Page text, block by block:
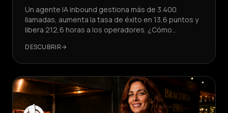
Un agente IA inbound gestiona más de 3.400
llamadas, aumenta la tasa de éxito en 13,6 puntos y
libera 212,6 horas a los operadores. ¿Cómo
DESCUBRIR